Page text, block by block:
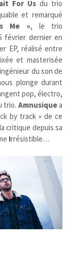
For Us du trio
et remarqué
Me », le trio
février dernier en
EP, réalisé entre
et masterisée
du son de
plonge durant
pop, électro,
trio. Amnusiquea
by track » de ce
critique depuis sa
Irrésistible…